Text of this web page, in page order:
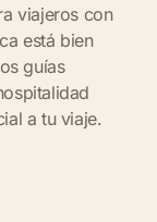
viajeros con
está bien
guías
a tu viaje.